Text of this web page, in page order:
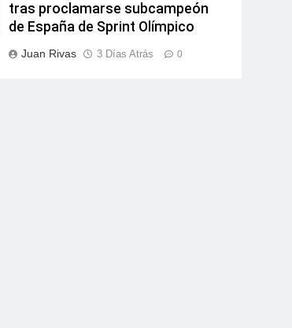
tras proclamarse subcampeón
de España de Sprint Olímpico
Juan Rivas 3 Días Atrás 0